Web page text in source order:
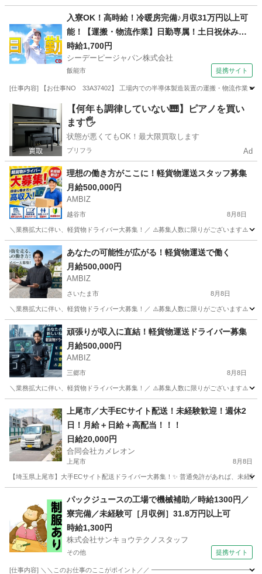
物流 貨物
入寮OK！高時給！冷暖房完備♪月収31万円以上可
能！【運搬・物流作業】日勤専属！土日祝休み！
自動車通勤OK！無料送迎バスあり！
時給1,700円
シーデーピージャパン株式会社
飯能市 提携サイト
[仕事内容] 【お仕事NO 33A37402】 工場内での半導体製造装置の運搬・物流作業 ■
埼玉 飯能市 その他
【何年も調律していない🎹】ピアノを買い
ます🖐️
状態が悪くてもOK！最大限買取します
プリフラ Ad
理想の働き⽅がここに！軽貨物運送スタッフ募集
月給500,000円
AMBIZ
越谷市 8月8日
＼業務拡大に伴い、軽貨物ドライバー大募集！／ ⚠️募集人数に限りがございます⚠️
埼玉 越谷市 物流 スタッフ
あなたの可能性が広がる！軽貨物運送で働く
月給500,000円
AMBIZ
さいたま市 8月8日
＼業務拡大に伴い、軽貨物ドライバー大募集！／ ⚠️募集人数に限りがございます⚠️
埼玉 さいたま市 物流 貨物
頑張りが収⼊に直結！軽貨物運送ドライバー募集
月給500,000円
AMBIZ
三郷市 8月8日
＼業務拡大に伴い、軽貨物ドライバー大募集！／ ⚠️募集人数に限りがございます⚠️
物流 貨物
上尾市／大手ECサイト配送！未経験歓迎！週休2
日！月給＋日給＋高配当！！！
日給20,000円
合同会社カメレオン
上尾市 8月8日
【埼玉県上尾市】大手ECサイト配送ドライバー大募集！✨ 普通免許があれば、未経
ドライバー 積み込み
パックジュースの工場で機械補助／時給1300円／
寮完備／未経験可［月収例］31.8万円以上可
時給1,300円
株式会社サンキョウテクノスタッフ
その他 提携サイト
[仕事内容] ＼＼このお仕事のここがポイント／／ ━━━━━━━━━━━━━━━━━ ◎